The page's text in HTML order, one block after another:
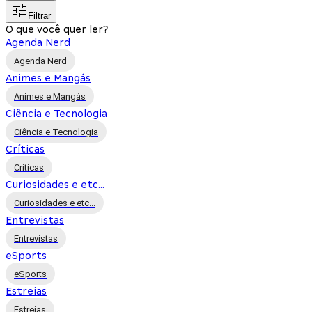
Filtrar
O que você quer ler?
Agenda Nerd
Agenda Nerd
Animes e Mangás
Animes e Mangás
Ciência e Tecnologia
Ciência e Tecnologia
Críticas
Críticas
Curiosidades e etc...
Curiosidades e etc...
Entrevistas
Entrevistas
eSports
eSports
Estreias
Estreias